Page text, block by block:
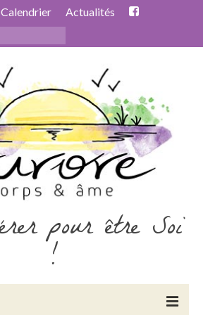
Calendrier Actualités
pour être Soi
!